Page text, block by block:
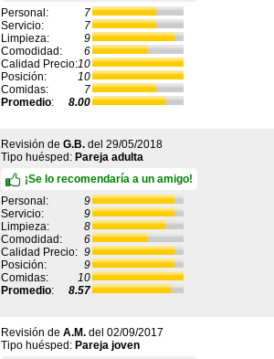
Personal:
7
Servicio:
7
Limpieza:
9
Comodidad:
6
Calidad Precio:10
Posición:
10
Comidas:
7
Promedio: 8.00
Revisión de G.B. del 29/05/2018
Tipo huésped: Pareja adulta
¡Se lo recomendaría a un amigo!
Personal:
9
Servicio:
9
Limpieza:
8
Comodidad:
6
Calidad Precio: 9
Posición:
9
Comidas:
10
Promedio: 8.57
Revisión de A.M. del 02/09/2017
Tipo huésped: Pareja joven